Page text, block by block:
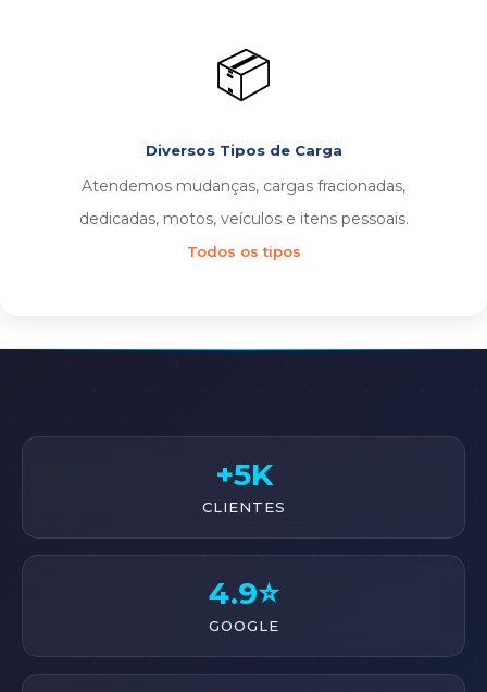
📦
Diversos Tipos de Carga
Atendemos mudanças, cargas fracionadas,
dedicadas, motos, veículos e itens pessoais.
Todos os tipos
+5K
CLIENTES
4.9⭐
GOOGLE